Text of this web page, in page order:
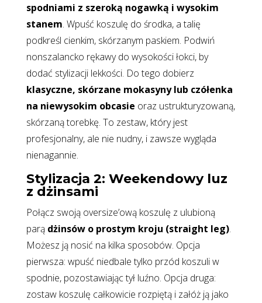
spodniami z szeroką nogawką i wysokim
stanem. Wpuść koszulę do środka, a talię
podkreśl cienkim, skórzanym paskiem. Podwiń
nonszalancko rękawy do wysokości łokci, by
dodać stylizacji lekkości. Do tego dobierz
klasyczne, skórzane mokasyny lub czółenka
na niewysokim obcasie oraz ustrukturyzowaną,
skórzaną torebkę. To zestaw, który jest
profesjonalny, ale nie nudny, i zawsze wygląda
nienagannie.
Stylizacja 2: Weekendowy luz
z dżinsami
Połącz swoją oversize’ową koszulę z ulubioną
parą dżinsów o prostym kroju (straight leg).
Możesz ją nosić na kilka sposobów. Opcja
pierwsza: wpuść niedbale tylko przód koszuli w
spodnie, pozostawiając tył luźno. Opcja druga:
zostaw koszulę całkowicie rozpiętą i załóż ją jako